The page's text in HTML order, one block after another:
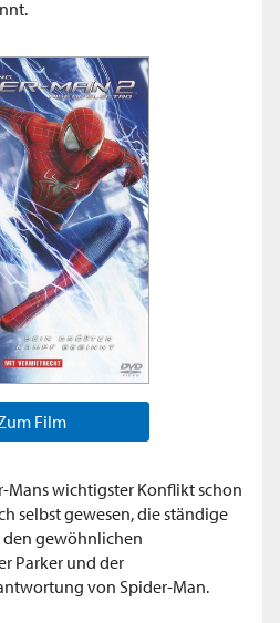
Film
Mans wichtigster Konflikt schon
selbst gewesen, die ständige
gewöhnlichen
Parker und der
von Spider-Man.